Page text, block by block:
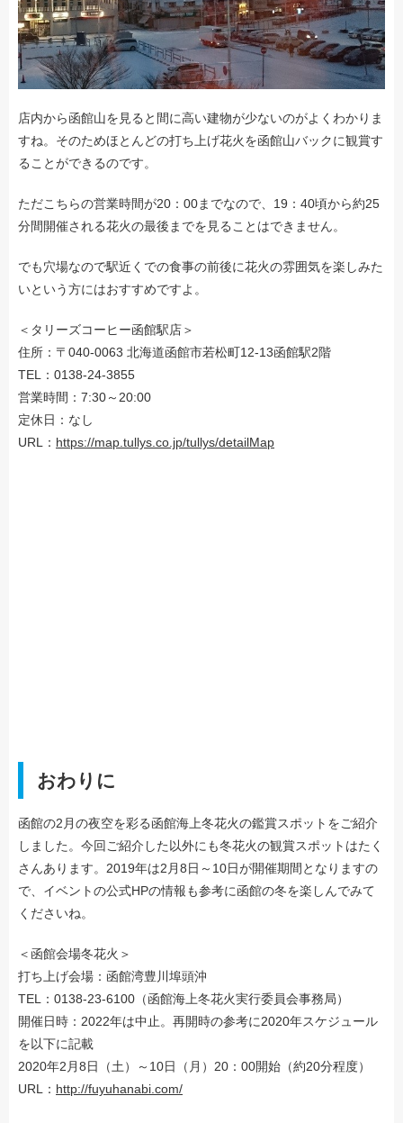
店内から函館山を見ると間に高い建物が少ないのがよくわかりま
すね。そのためほとんどの打ち上げ花火を函館山バックに観賞す
ることができるのです。
ただこちらの営業時間が20：00までなので、19：40頃から約25
分間開催される花火の最後までを見ることはできません。
でも穴場なので駅近くでの食事の前後に花火の雰囲気を楽しみた
いという方にはおすすめですよ。
＜タリーズコーヒー函館駅店＞
住所：〒040-0063 北海道函館市若松町12-13函館駅2階
TEL：0138-24-3855
営業時間：7:30～20:00
定休日：なし
URL： https://map.tullys.co.jp/tullys/detailMap
おわりに
函館の2月の夜空を彩る函館海上冬花火の鑑賞スポットをご紹介
しました。今回ご紹介した以外にも冬花火の観賞スポットはたく
さんあります。2019年は2月8日～10日が開催期間となりますの
で、イベントの公式HPの情報も参考に函館の冬を楽しんでみて
くださいね。
＜函館会場冬花火＞
打ち上げ会場：函館湾豊川埠頭沖
TEL：0138-23-6100（函館海上冬花火実行委員会事務局）
開催日時：2022年は中止。再開時の参考に2020年スケジュール
を以下に記載
2020年2月8日（土）～10日（月）20：00開始（約20分程度）
URL： http://fuyuhanabi.com/